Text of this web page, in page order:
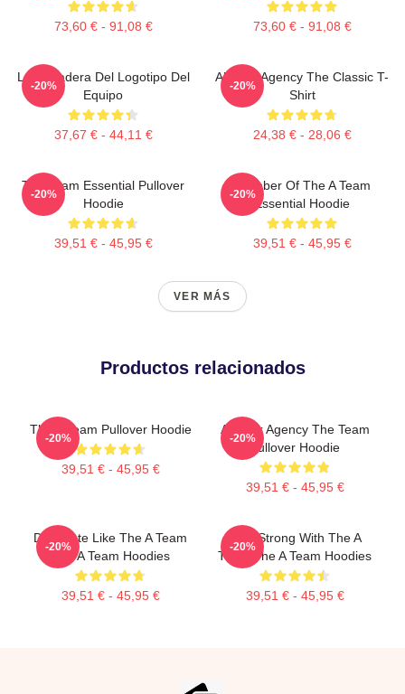
73,60 € - 91,08 € 73,60 € - 91,08 €
La Sudadera Del Logotipo Del
Equipo
37,67 € - 44,11 €
-20%
All-Risk Agency The Classic T-
Shirt
24,38 € - 28,06 €
-20%
The Team Essential Pullover
Hoodie
39,51 € - 45,95 €
-20%
Member Of The A Team
Essential Hoodie
39,51 € - 45,95 €
-20%
VER MÁS
Productos relacionados
The A Team Pullover Hoodie
39,51 € - 45,95 €
-20%
All-Risk Agency The Team
Pullover Hoodie
39,51 € - 45,95 €
-20%
Dominate Like The A Team
The A Team Hoodies
39,51 € - 45,95 €
-20%
Stay Strong With The A
Team The A Team Hoodies
39,51 € - 45,95 €
-20%